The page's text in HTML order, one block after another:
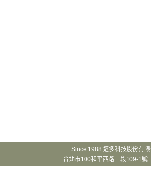
Since 1988 邁多科技股份
台北市100和平西路二段109-1號